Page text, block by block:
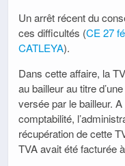
Un arrêt récent du
ces difficultés (CE 27
CATLEYA).
Dans cette affaire, la
au bailleur au titre
versée par le bailleur.
comptabilité,
récupération de cette
TVA avait été facturée